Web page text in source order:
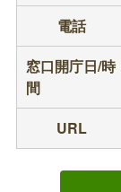
電話
窓口開庁日/時
間
URL